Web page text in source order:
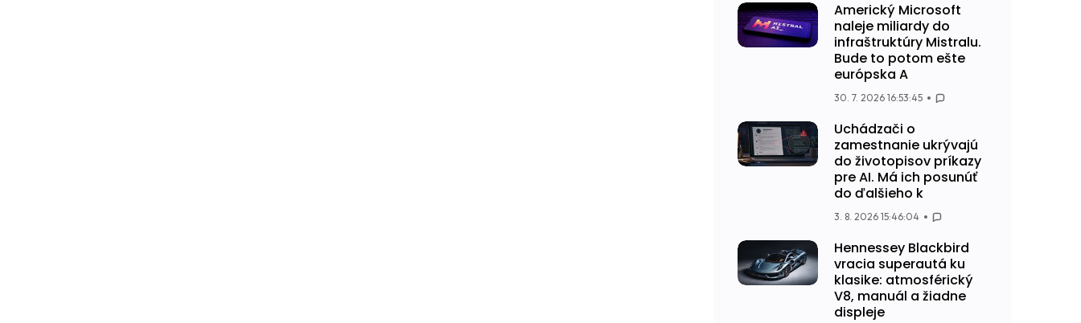
Americký Microsoft
naleje miliardy do
infraštruktúry Mistralu.
Bude to potom ešte
európska A
30. 7. 2026 16:53:45
Uchádzači o
zamestnanie ukrývajú
do životopisov príkazy
pre AI. Má ich posunúť
do ďalšieho k
3. 8. 2026 15:46:04
Hennessey Blackbird
vracia superautá ku
klasike: atmosférický
V8, manuál a žiadne
displeje